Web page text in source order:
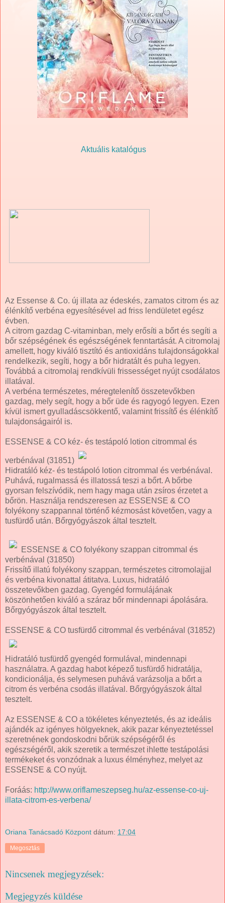
Aktuális katalógus
Az Essense & Co. új illata az édeskés, zamatos citrom és az
élénkítő verbéna egyesítésével ad friss lendületet egész
évben.
A citrom gazdag C-vitaminban, mely erősíti a bőrt és segíti a
bőr szépségének és egészségének fenntartását. A citromolaj
amellett, hogy kiváló tisztító és antioxidáns tulajdonságokkal
rendelkezik, segíti, hogy a bőr hidratált és puha legyen.
Továbbá a citromolaj rendkívüli frissességet nyújt csodálatos
illatával.
A verbéna természetes, méregtelenítő összetevőkben
gazdag, mely segít, hogy a bőr üde és ragyogó legyen. Ezen
kívül ismert gyulladáscsökkentő, valamint frissítő és élénkítő
tulajdonságairól is.
ESSENSE & CO kéz- és testápoló lotion citrommal és
verbénával (31851)
Hidratáló kéz- és testápoló lotion citrommal és verbénával.
Puhává, rugalmassá és illatossá teszi a bőrt. A bőrbe
gyorsan felszívódik, nem hagy maga után zsíros érzetet a
bőrön. Használja rendszeresen az ESSENSE & CO
folyékony szappannal történő kézmosást követően, vagy a
tusfürdő után. Bőrgyógyászok által tesztelt.
ESSENSE & CO folyékony szappan citrommal és
verbénával (31850)
Frissítő illatú folyékony szappan, természetes citromolajjal
és verbéna kivonattal átitatva. Luxus, hidratáló
összetevőkben gazdag. Gyengéd formulájának
köszönhetően kiváló a száraz bőr mindennapi ápolására.
Bőrgyógyászok által tesztelt.
ESSENSE & CO tusfürdő citrommal és verbénával (31852)
Hidratáló tusfürdő gyengéd formulával, mindennapi
használatra. A gazdag habot képező tusfürdő hidratálja,
kondicionálja, és selymesen puhává varázsolja a bőrt a
citrom és verbéna csodás illatával. Bőrgyógyászok által
tesztelt.
Az ESSENSE & CO a tökéletes kényeztetés, és az ideális
ajándék az igényes hölgyeknek, akik pazar kényeztetéssel
szeretnének gondoskodni bőrük szépségéről és
egészségéről, akik szeretik a természet ihlette testápolási
termékeket és vonzódnak a luxus élményhez, melyet az
ESSENSE & CO nyújt.
Foráás: http://www.oriflameszepseg.hu/az-essense-co-uj-
illata-citrom-es-verbena/
Oriana Tanácsadó Központ dátum: 17:04
Megosztás
Nincsenek megjegyzések:
Megjegyzés küldése